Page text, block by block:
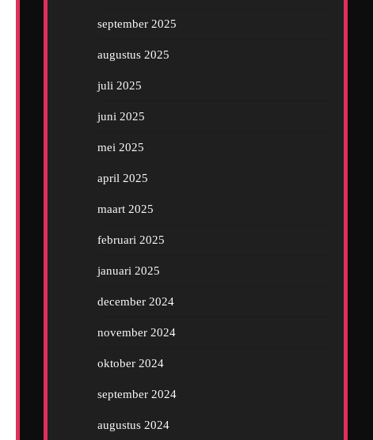
september 2025
augustus 2025
juli 2025
juni 2025
mei 2025
april 2025
maart 2025
februari 2025
januari 2025
december 2024
november 2024
oktober 2024
september 2024
augustus 2024